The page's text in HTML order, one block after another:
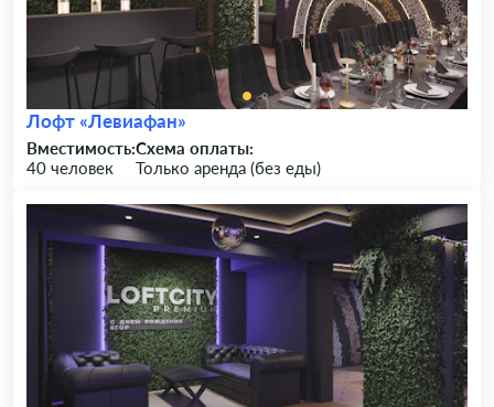
Лофт «Левиафан»
Вместимость:
40 человек
Схема оплаты:
Только аренда (без еды)